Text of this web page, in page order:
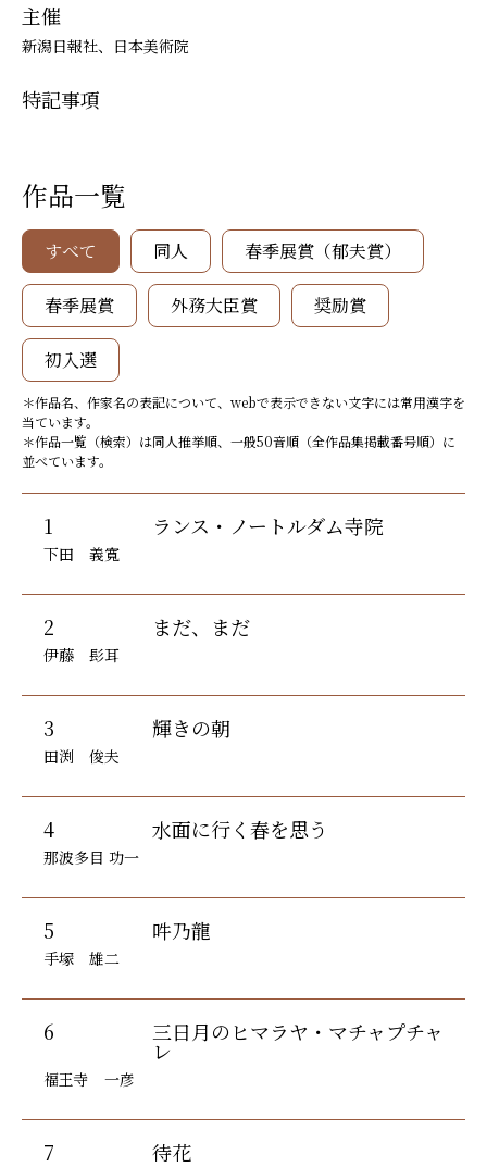
主催
新潟日報社、日本美術院
特記事項
作品一覧
すべて 同人 春季展賞（郁夫賞）
春季展賞 外務大臣賞 奨励賞
初入選
＊作品名、作家名の表記について、webで表示できない文字には常用漢字を
当ています。
＊作品一覧（検索）は同人推挙順、一般50音順（全作品集掲載番号順）に
並べています。
1 ランス・ノートルダム寺院
下田 義寬
2 まだ、まだ
伊藤 髟耳
3 輝きの朝
田渕 俊夫
4 水面に行く春を思う
那波多目 功一
5 吽乃龍
手塚 雄二
6 三日月のヒマラヤ・マチャプチャ
レ
福王寺 一彦
7 待花